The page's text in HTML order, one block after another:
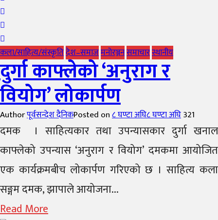
कला/साहित्य/संस्कृतिदेश–समाजमनोरञ्जनसमाचारस्थानीय
दुर्गा काफ्लेको ‘अनुराग र
वियोग’ लोकार्पण
Authorपूर्वसन्देश दैनिकPosted on८ घण्टा अघि८ घण्टा अघि321
दमक । साहित्यकार तथा उपन्यासकार दुर्गा खनाल
काफ्लेको उपन्यास ‘अनुराग र वियोग’ दमकमा आयोजित
एक कार्यक्रमबीच लोकार्पण गरिएको छ । साहित्य कला
सङ्गम दमक, झापाले आयोजना...
Read More